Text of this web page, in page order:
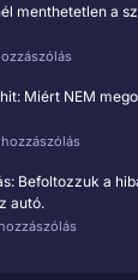
menthetetlen a
Miért NEM
Befoltozzuk a
autó.